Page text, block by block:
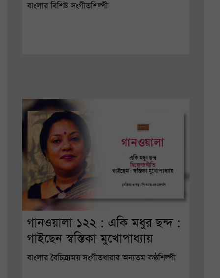
বাংলার বিশিষ্ট সংগীতশিল্পী
গানওয়ালা ১২২ : একি মধুর ছন্দ :
গাইছেন স্বস্তিকা মুখোপাধ্যায়
বাংলার বৈচিত্র্যময় সংগীতধারার অন্যতম কণ্ঠশিল্পী